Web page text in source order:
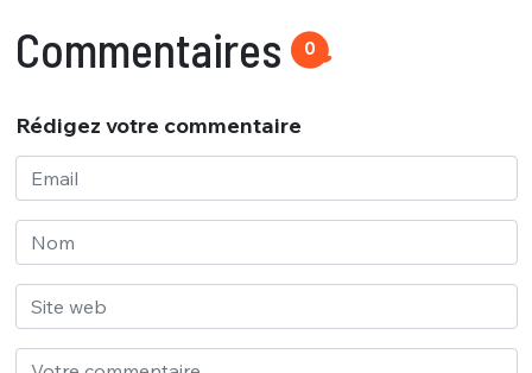
Commentaires 0
Rédigez votre commentaire